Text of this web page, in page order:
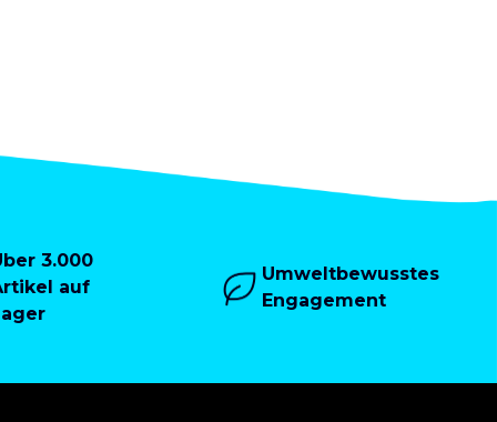
3.000
auf
Umweltbewusstes
Engagement